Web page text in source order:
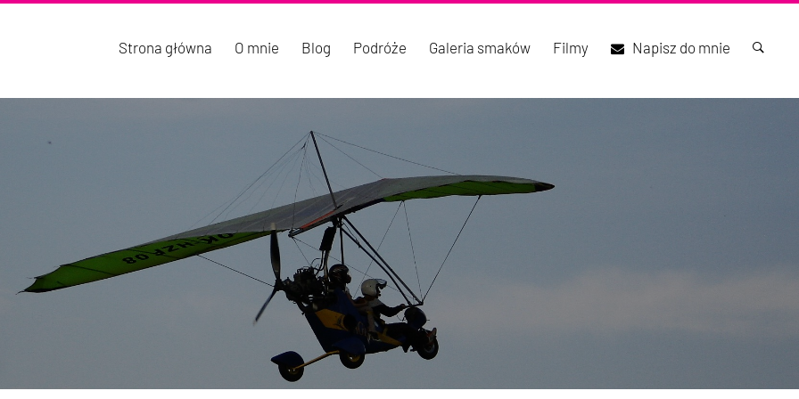
Strona główna O mnie Blog Podróże Galeria smaków Filmy Napisz do mnie